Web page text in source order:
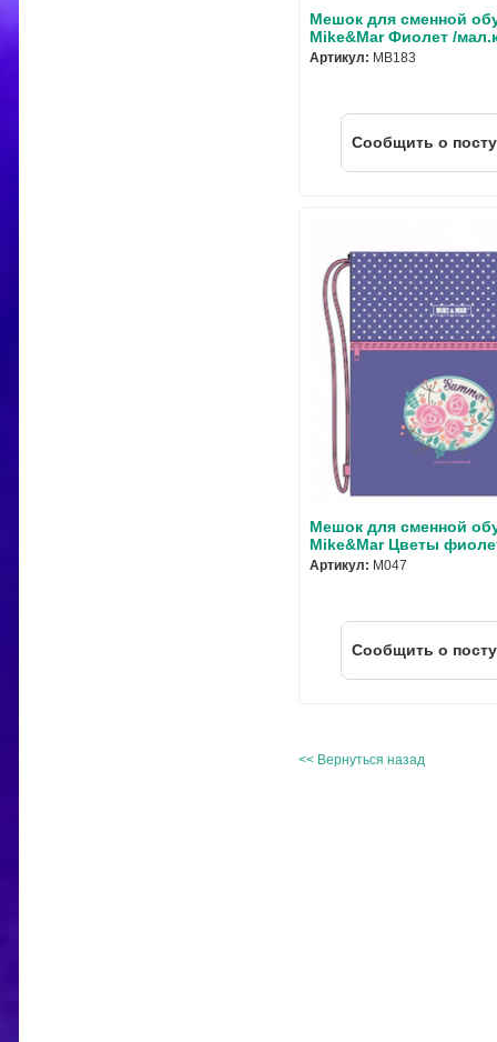
Мешок для сменной
Mike&Mar Фиолет /
Артикул: MB183
Cообщить о
Мешок для сменной
Mike&Mar Цветы
Артикул: M047
Cообщить о
<< Вернуться назад